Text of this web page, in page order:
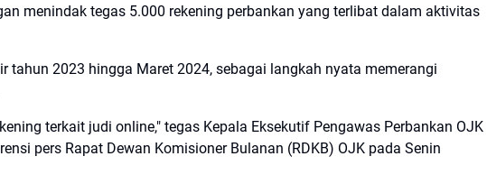
menindak tegas 5.000 rekening perbankan yang terlibat dalam aktivitas
tahun 2023 hingga Maret 2024, sebagai langkah nyata memerangi
terkait judi online," tegas Kepala Eksekutif Pengawas Perbankan OJK
pers Rapat Dewan Komisioner Bulanan (RDKB) OJK pada Senin